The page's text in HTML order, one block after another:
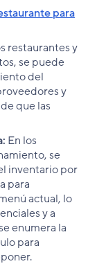
para
restaurantes y
se puede
del
y
que las
En los
se
inventario por
para
actual, lo
y a
enumera la
para